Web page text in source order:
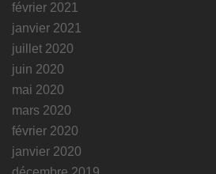
février 2021
janvier 2021
juillet 2020
juin 2020
mai 2020
mars 2020
février 2020
janvier 2020